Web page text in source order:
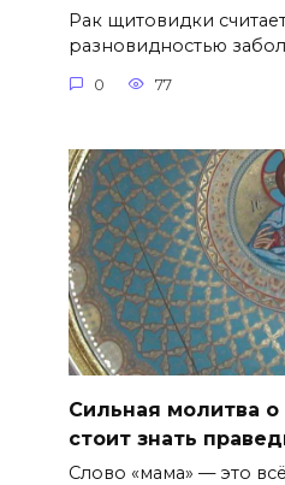
Рак щитовидки
разновидностью
0 77
Сильная молитва
стоит знать
Слово «мама» — это